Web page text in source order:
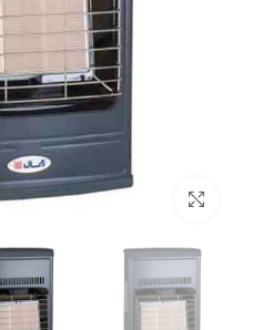
برای بزرگنمایی کلیک کنید